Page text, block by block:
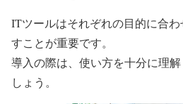
ITツールはそれぞれの目的に合
すことが重要です。
導入の際は、使い方を十分に理
しょう。